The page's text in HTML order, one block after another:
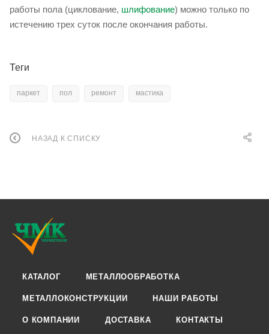
работы пола (циклование, шлифование) можно только по
истечению трех суток после окончания работы.
Теги
паркет пол ремонт мастика
НАЗАД К СПИСКУ
КАТАЛОГ МЕТАЛЛООБРАБОТКА
МЕТАЛЛОКОНСТРУКЦИИ НАШИ РАБОТЫ
О КОМПАНИИ ДОСТАВКА КОНТАКТЫ